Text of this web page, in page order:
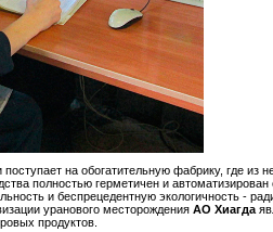
на обогатительную фабрику, где из
полностью герметичен и
и беспрецедентную экологичность -
уранового месторождения АО Хиагда
продуктов.